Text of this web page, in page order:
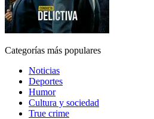
Categorías más populares
Noticias
Deportes
Humor
Cultura y sociedad
True crime